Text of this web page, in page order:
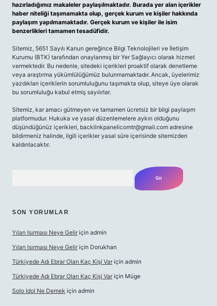
hazırladığımız makaleler paylaşılmaktadır. Burada yer alan içerikler
haber niteliği taşımamakta olup, gerçek kurum ve kişiler hakkında
paylaşım yapılmamaktadır. Gerçek kurum ve kişiler ile isim
benzerlikleri tamamen tesadüfidir.
Sitemiz, 5651 Sayılı Kanun gereğince Bilgi Teknolojileri ve İletişim
Kurumu (BTK) tarafından onaylanmış bir Yer Sağlayıcı olarak hizmet
vermektedir. Bu nedenle, sitedeki içerikleri proaktif olarak denetleme
veya araştırma yükümlülüğümüz bulunmamaktadır. Ancak, üyelerimiz
yazdıkları içeriklerin sorumluluğunu taşımakta olup, siteye üye olarak
bu sorumluluğu kabul etmiş sayılırlar.
Sitemiz, kar amacı gütmeyen ve tamamen ücretsiz bir bilgi paylaşım
platformudur. Hukuka ve yasal düzenlemelere aykırı olduğunu
düşündüğünüz içerikleri, backlinkpanelicomtr@gmail.com adresine
bildirmeniz halinde, ilgili içerikler yasal süre içerisinde sitemizden
kaldırılacaktır.
SON YORUMLAR
Yılan Isırması Neye Gelir için admin
Yılan Isırması Neye Gelir için Dorukhan
Türkiyede Adı Ebrar Olan Kaç Kişi Var için admin
Türkiyede Adı Ebrar Olan Kaç Kişi Var için Müge
Solo Idol Ne Demek için admin